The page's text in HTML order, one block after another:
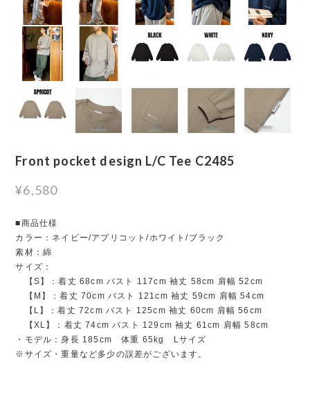
Front pocket design L/C Tee C2485
¥6,580
■商品仕様
カラー：ネイビー/アプリコット/ホワイト/ブラック
素材：綿
サイズ：
【S】：着丈 68cm バスト 117cm 袖丈 58cm 肩幅 52cm
【M】：着丈 70cm バスト 121cm 袖丈 59cm 肩幅 54cm
【L】：着丈 72cm バスト 125cm 袖丈 60cm 肩幅 56cm
【XL】：着丈 74cm バスト 129cm 袖丈 61cm 肩幅 58cm
・モデル：身長 185cm 体重 65kg Lサイズ
※サイズ・重量など多少の誤差がございます。